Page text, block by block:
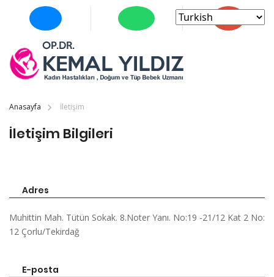
Anasayfa İletişim
İletişim Bilgileri
Adres
Muhittin Mah. Tütün Sokak. 8.Noter Yanı. No:19 -21/12 Kat 2 No:
12 Çorlu/Tekirdağ
E-posta